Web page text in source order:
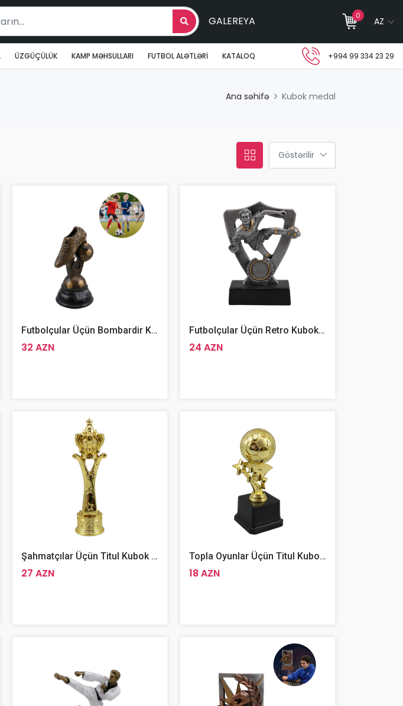
GALEREYA 0
AZ
ÜZGÜÇÜLÜK KAMP MƏHSULLARI FUTBOL ALƏTLƏRI KATALOQ +994 99 334 23 29
Ana səhifə Kubok medal
Futbolçular Üçün Bombardir Kuboku 22sm
32 AZN
Futbolçular Üçün Retro Kubok 15 Sm
24 AZN
Şahmatçılar Üçün Titul Kubok 26 Sm
27 AZN
Topla Oyunlar Üçün Titul Kubok 18 Sm
18 AZN